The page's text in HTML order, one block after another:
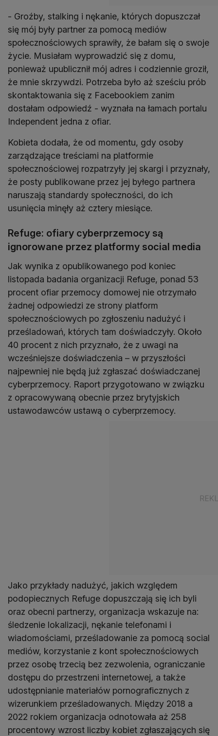
- Groźby, stalking i nękanie, których dopuszczał
się mój były partner za pomocą mediów
społecznościowych sprawiły, że bałam się o swoje
życie. Musiałam wyprowadzić się z domu,
ponieważ upublicznił mój adres i codziennie groził,
że mnie skrzywdzi. Potrzeba było aż sześciu prób
skontaktowania się z Facebookiem zanim
dostałam odpowiedź - wyznała na łamach portalu
Independent jedna z ofiar.
Kobieta dodała, że od momentu, gdy osoby
zarządzające treściami na platformie
społecznościowej rozpatrzyły jej skargi i przyznały,
że posty publikowane przez jej byłego partnera
naruszają standardy społeczności, do ich
usunięcia minęły aż cztery miesiące.
Refuge: ofiary cyberprzemocy są
ignorowane przez platformy social media
Jak wynika z opublikowanego pod koniec
listopada badania organizacji Refuge, ponad 53
procent ofiar przemocy domowej nie otrzymało
żadnej odpowiedzi ze strony platform
społecznościowych po zgłoszeniu nadużyć i
prześladowań, których tam doświadczyły. Około
40 procent z nich przyznało, że z uwagi na
wcześniejsze doświadczenia – w przyszłości
najpewniej nie będą już zgłaszać doświadczanej
cyberprzemocy. Raport przygotowano w związku
z opracowywaną obecnie przez brytyjskich
ustawodawców ustawą o cyberprzemocy.
Jako przykłady nadużyć, jakich względem
podopiecznych Refuge dopuszczają się ich byli
oraz obecni partnerzy, organizacja wskazuje na:
śledzenie lokalizacji, nękanie telefonami i
wiadomościami, prześladowanie za pomocą social
mediów, korzystanie z kont społecznościowych
przez osobę trzecią bez zezwolenia, ograniczanie
dostępu do przestrzeni internetowej, a także
udostępnianie materiałów pornograficznych z
wizerunkiem prześladowanych. Między 2018 a
2022 rokiem organizacja odnotowała aż 258
procentowy wzrost liczby kobiet zgłaszających się